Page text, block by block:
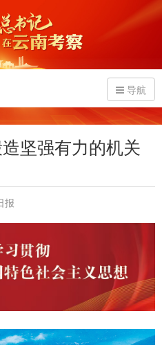
导航
坚强有力的机关
报